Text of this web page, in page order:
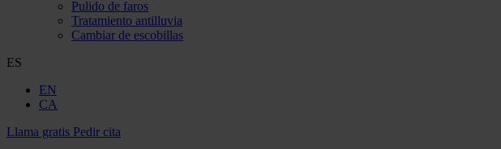
Pulido de faros
Tratamiento antilluvia
Cambiar de escobillas
ES
EN
CA
Llama gratis Pedir cita